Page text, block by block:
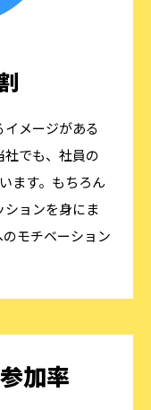
メージがある
でも、社員の
ます。もちろん
ションを身にま
モチベーション
加率